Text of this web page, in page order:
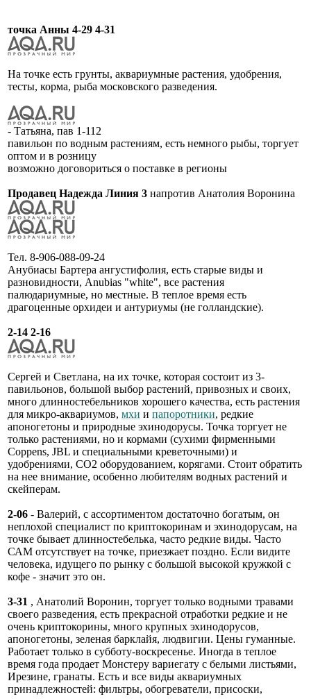
точка Анны 4-29 4-31
На точке есть грунты, аквариумные растения, удобрения,
тесты, корма, рыба московского разведения.
- Татьяна, пав 1-112
павильон по водным растениям, есть немного рыбы, торгует
оптом и в розницу
возможно договориться о поставке в регионы
Продавец Надежда Линия 3 напротив Анатолия Воронина
Тел. 8-906-088-09-24
Анубиасы Бартера ангустифолия, есть старые виды и
разновидности, Anubias "white", все растения
палюдариумные, но местные. В теплое время есть
драгоценные орхидеи и антуриумы (не голландские).
2-14 2-16
Сергей и Светлана, на их точке, которая состоит из 3-
павильонов, большой выбор растений, привозных и своих,
много длинностебельников хорошего качества, есть растения
для микро-аквариумов, мхи и папоротники, редкие
апоногетоны и природные эхинодорусы. Точка торгует не
только растениями, но и кормами (сухими фирменными
Coppens, JBL и специальными креветочными) и
удобрениями, СО2 оборудованием, корягами. Стоит обратить
на нее внимание, особенно любителям водных растений и
скейперам.
2-06 - Валерий, с ассортиментом достаточно богатым, он
неплохой специалист по криптокоринам и эхинодорусам, на
точке бывает длинностебелька, часто редкие виды. Часто
САМ отсутствует на точке, приезжает поздно. Если видите
человека, идущего по рынку с большой высокой кружкой с
кофе - значит это он.
3-31 , Анатолий Воронин, торгует только водными травами
своего разведения, есть прекрасной отработки редкие и не
очень криптокорины, много крупных эхинодорусов,
апоногетоны, зеленая барклайя, людвигии. Цены гуманные.
Работает только в субботу-воскресенье. Иногда в теплое
время года продает Монстеру вариегату с белыми листьями,
Ирезине, гранаты. Есть и все виды аквариумных
принадлежностей: фильтры, обогреватели, присоски,